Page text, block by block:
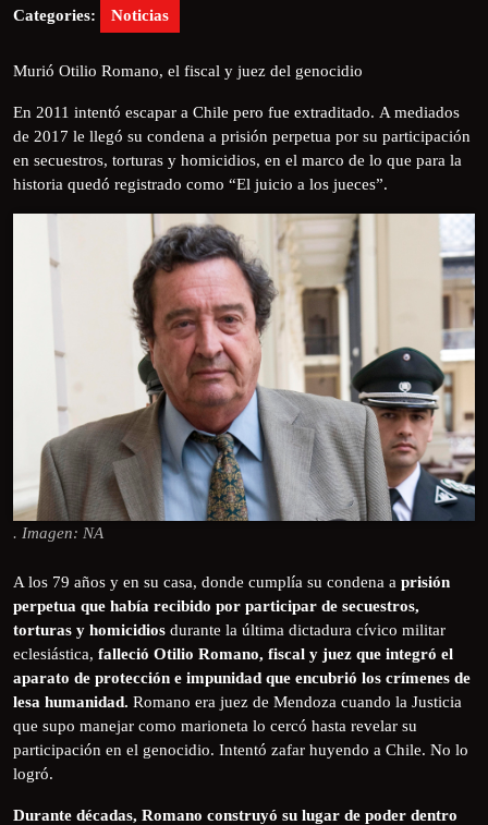
Categories: Noticias
Murió Otilio Romano, el fiscal y juez del genocidio
En 2011 intentó escapar a Chile pero fue extraditado. A mediados
de 2017 le llegó su condena a prisión perpetua por su participación
en secuestros, torturas y homicidios, en el marco de lo que para la
historia quedó registrado como “El juicio a los jueces”.
. Imagen: NA
A los 79 años y en su casa, donde cumplía su condena a prisión
perpetua que había recibido por participar de secuestros,
torturas y homicidios durante la última dictadura cívico militar
eclesiástica, falleció Otilio Romano, fiscal y juez que integró el
aparato de protección e impunidad que encubrió los crímenes de
lesa humanidad. Romano era juez de Mendoza cuando la Justicia
que supo manejar como marioneta lo cercó hasta revelar su
participación en el genocidio. Intentó zafar huyendo a Chile. No lo
logró.
Durante décadas, Romano construyó su lugar de poder dentro